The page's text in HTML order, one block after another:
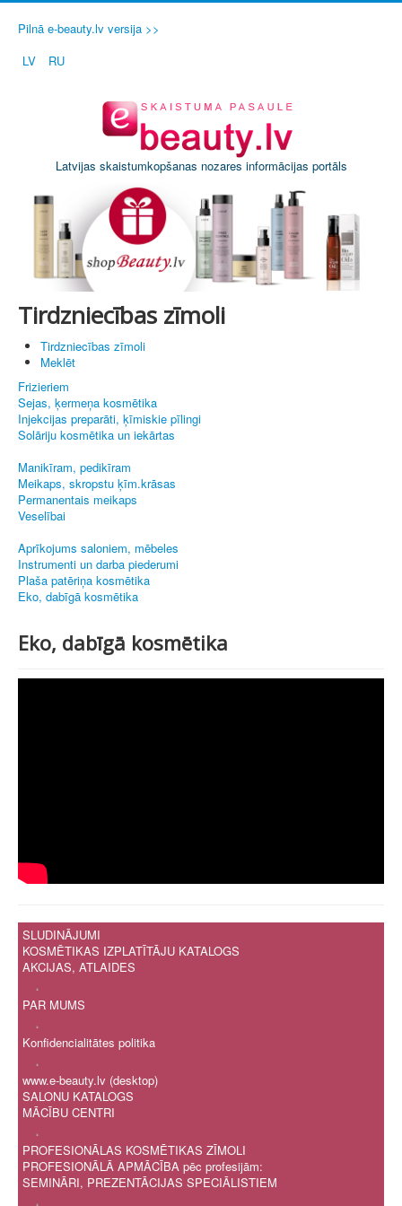
Pilnā e-beauty.lv versija >>
LV
RU
Latvijas skaistumkopšanas nozares informācijas portāls
Tirdzniecības zīmoli
Tirdzniecības zīmoli
Meklēt
Frizieriem
Sejas, ķermeņa kosmētika
Injekcijas preparāti, ķīmiskie pīlingi
Solāriju kosmētika un iekārtas
Manikīram, pedikīram
Meikaps, skropstu ķīm.krāsas
Permanentais meikaps
Veselībai
Aprīkojums saloniem, mēbeles
Instrumenti un darba piederumi
Plaša patēriņa kosmētika
Eko, dabīgā kosmētika
Eko, dabīgā kosmētika
SLUDINĀJUMI
KOSMĒTIKAS IZPLATĪTĀJU KATALOGS
AKCIJAS, ATLAIDES
.
PAR MUMS
.
Konfidencialitātes politika
.
www.e-beauty.lv (desktop)
SALONU KATALOGS
MĀCĪBU CENTRI
.
PROFESIONĀLAS KOSMĒTIKAS ZĪMOLI
PROFESIONĀLĀ APMĀCĪBA pēc profesijām:
SEMINĀRI, PREZENTĀCIJAS SPECIĀLISTIEM
.